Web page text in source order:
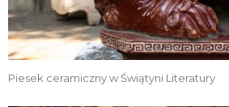
Piesek ceramiczny w Świątyni Literatury